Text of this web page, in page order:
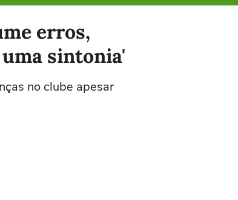
erros,
sintonia'
no clube apesar